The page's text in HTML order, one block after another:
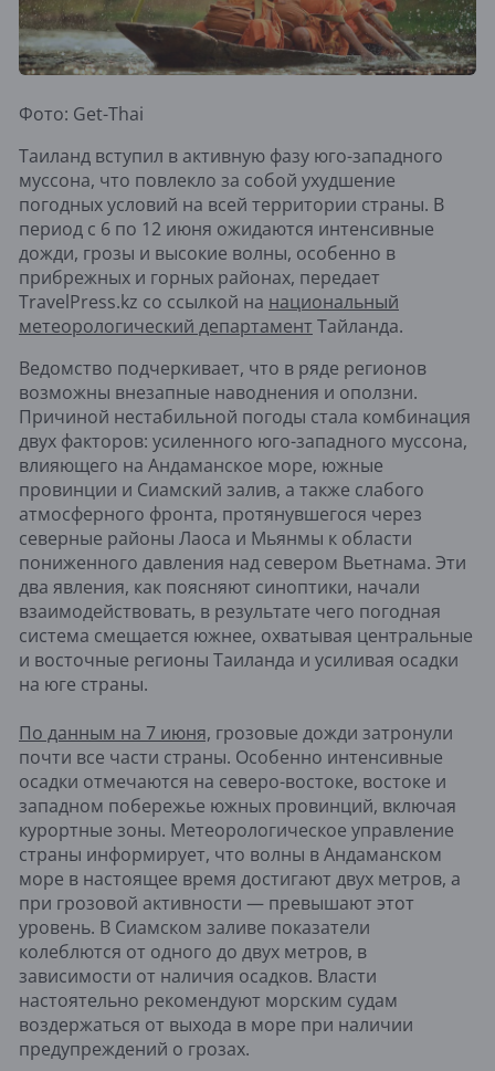
Фото: Get-Thai
Таиланд вступил в активную фазу юго-западного
муссона, что повлекло за собой ухудшение
погодных условий на всей территории страны. В
период с 6 по 12 июня ожидаются интенсивные
дожди, грозы и высокие волны, особенно в
прибрежных и горных районах, передает
TravelPress.kz со ссылкой на национальный
метеорологический департамент Тайланда.
Ведомство подчеркивает, что в ряде регионов
возможны внезапные наводнения и оползни.
Причиной нестабильной погоды стала комбинация
двух факторов: усиленного юго-западного муссона,
влияющего на Андаманское море, южные
провинции и Сиамский залив, а также слабого
атмосферного фронта, протянувшегося через
северные районы Лаоса и Мьянмы к области
пониженного давления над севером Вьетнама. Эти
два явления, как поясняют синоптики, начали
взаимодействовать, в результате чего погодная
система смещается южнее, охватывая центральные
и восточные регионы Таиланда и усиливая осадки
на юге страны.
По данным на 7 июня, грозовые дожди затронули
почти все части страны. Особенно интенсивные
осадки отмечаются на северо-востоке, востоке и
западном побережье южных провинций, включая
курортные зоны. Метеорологическое управление
страны информирует, что волны в Андаманском
море в настоящее время достигают двух метров, а
при грозовой активности — превышают этот
уровень. В Сиамском заливе показатели
колеблются от одного до двух метров, в
зависимости от наличия осадков. Власти
настоятельно рекомендуют морским судам
воздержаться от выхода в море при наличии
предупреждений о грозах.